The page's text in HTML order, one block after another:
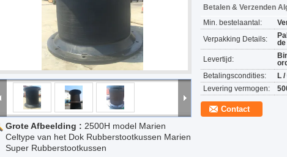
Grote Afbeelding : 2500H model Marien
Celtype van het Dok Rubberstootkussen Marien
Super Rubberstootkussen
Betalen & Verzenden
Min. bestelaantal:
Verpakking Details:
Levertijd:
Betalingscondities:
L
Levering vermogen:
Contact